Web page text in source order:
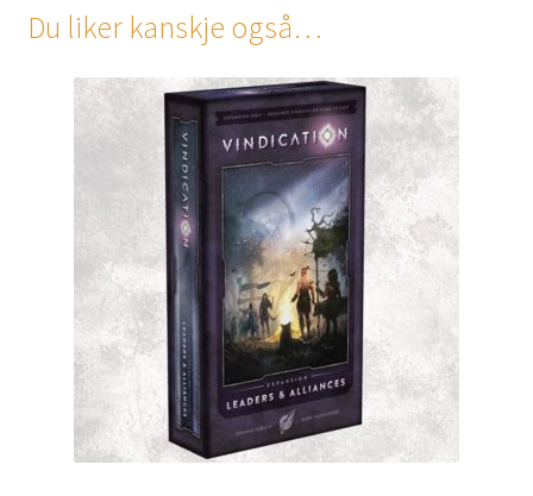
Du liker kanskje også…